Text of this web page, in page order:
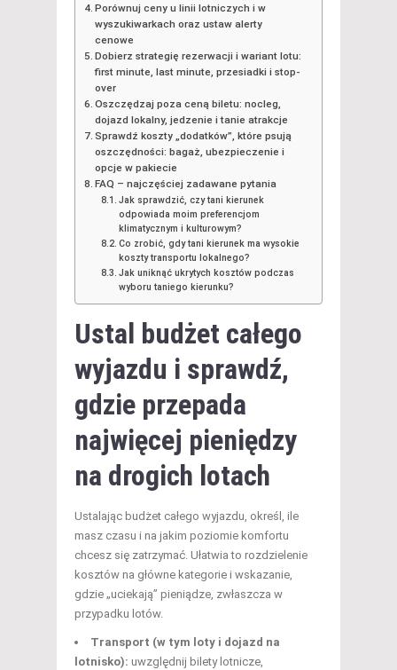
Porównuj ceny u linii lotniczych i w
wyszukiwarkach oraz ustaw alerty
cenowe
Dobierz strategię rezerwacji i wariant lotu:
first minute, last minute, przesiadki i stop-
over
Oszczędzaj poza ceną biletu: nocleg,
dojazd lokalny, jedzenie i tanie atrakcje
Sprawdź koszty „dodatków”, które psują
oszczędności: bagaż, ubezpieczenie i
opcje w pakiecie
FAQ – najczęściej zadawane pytania
Jak sprawdzić, czy tani kierunek
odpowiada moim preferencjom
klimatycznym i kulturowym?
Co zrobić, gdy tani kierunek ma wysokie
koszty transportu lokalnego?
Jak uniknąć ukrytych kosztów podczas
wyboru taniego kierunku?
Ustal budżet całego
wyjazdu i sprawdź,
gdzie przepada
najwięcej pieniędzy
na drogich lotach
Ustalając budżet całego wyjazdu, określ, ile
masz czasu i na jakim poziomie komfortu
chcesz się zatrzymać. Ułatwia to rozdzielenie
kosztów na główne kategorie i wskazanie,
gdzie „uciekają” pieniądze, zwłaszcza w
przypadku lotów.
Transport (w tym loty i dojazd na
lotnisko): uwzględnij bilety lotnicze,